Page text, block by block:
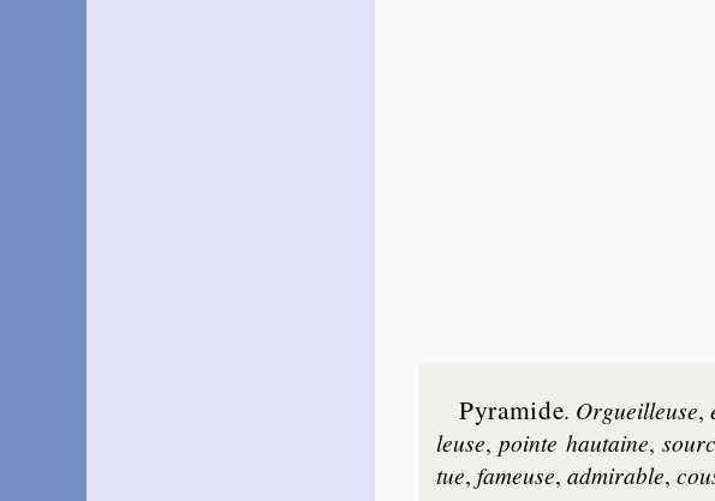
Pyra­mide. Orgueil­leuse,
leuse,pointe hau­taine,
tue, fa­meuse, admi­rable,